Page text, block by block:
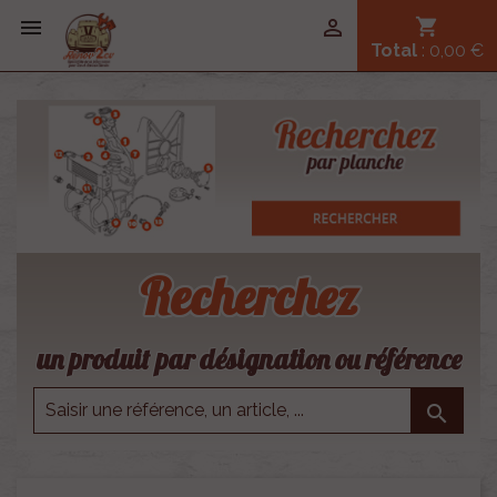
 shopping_cart
Total : 0,00 €

Recherchez
un produit par désignation ou référence
